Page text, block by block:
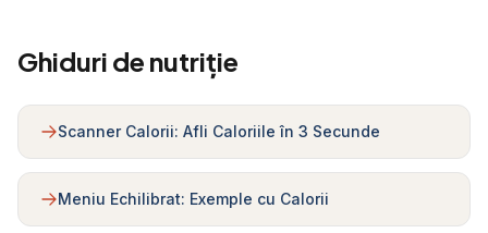
Ghiduri de nutriție
Scanner Calorii: Afli Caloriile în 3 Secunde
Meniu Echilibrat: Exemple cu Calorii